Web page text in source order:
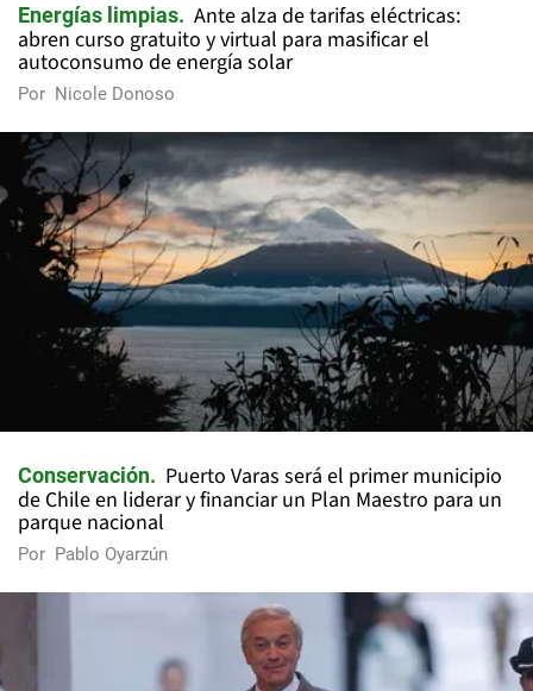
Energías limpias
Ante alza de tarifas eléctricas:
abren curso gratuito y virtual para masificar el
autoconsumo de energía solar
Por Nicole Donoso
Conservación
Puerto Varas será el primer municipio
de Chile en liderar y financiar un Plan Maestro para un
parque nacional
Por Pablo Oyarzún